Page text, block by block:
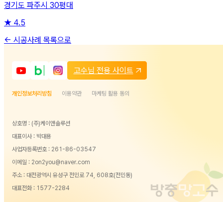
경기도 파주시 30평대
★ 4.5
← 시공사례 목록으로
고수님 전용 사이트
개인정보처리방침 이용약관 마케팅 활용 동의
상호명 : (주)케이앤솔루션
대표이사 : 박대용
사업자등록번호 : 261-86-03547
이메일 : 2on2you@naver.com
주소 : 대전광역시 유성구 전민로 74, 608호(전민동)
대표전화 : 1577-2284